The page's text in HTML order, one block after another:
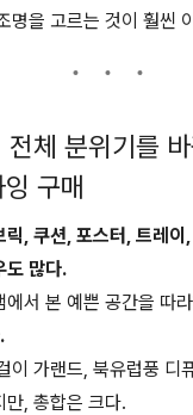
명을 고르는 것이 훨씬
전체 분위기를
구매
릭, 쿠션, 포스터, 트레
도 많다.
에서 본 예쁜 공간을 따
이 가랜드, 북유럽풍 디
만, 총합은 크다.